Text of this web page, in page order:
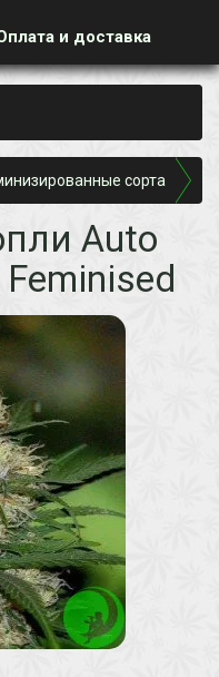
и доставка
сорта
Auto